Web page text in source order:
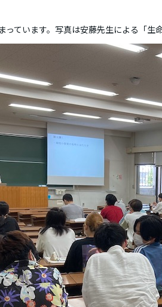
ています。写真は安藤先生による「生